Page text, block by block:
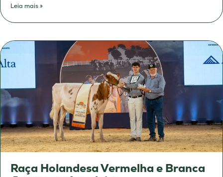
Leia mais »
Raça Holandesa Vermelha e Branca